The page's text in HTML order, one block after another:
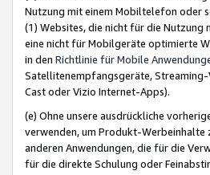
Nutzung mit einem Mobiltelefon oder
(1) Websites, die nicht für die Nutzung
eine nicht für Mobilgeräte optimierte
in den Richtlinie für Mobile
Satellitenempfangsgeräte, Streaming-
Cast oder Vizio Internet-Apps).
(e) Ohne unsere ausdrückliche
verwenden, um Produkt-Werbeinhalte
anderen Anwendungen, die für die
für die direkte Schulung oder